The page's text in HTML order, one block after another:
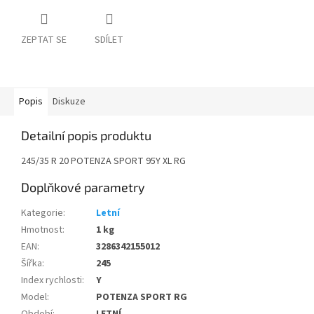
ZEPTAT SE SDÍLET
Popis Diskuze
Detailní popis produktu
245/35 R 20 POTENZA SPORT 95Y XL RG
Doplňkové parametry
Kategorie:
Letní
Hmotnost:
1 kg
EAN:
3286342155012
Šířka:
245
Index rychlosti:
Y
Model:
POTENZA SPORT RG